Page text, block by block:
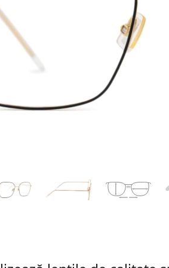
Lățimea lentilei
Lățimea